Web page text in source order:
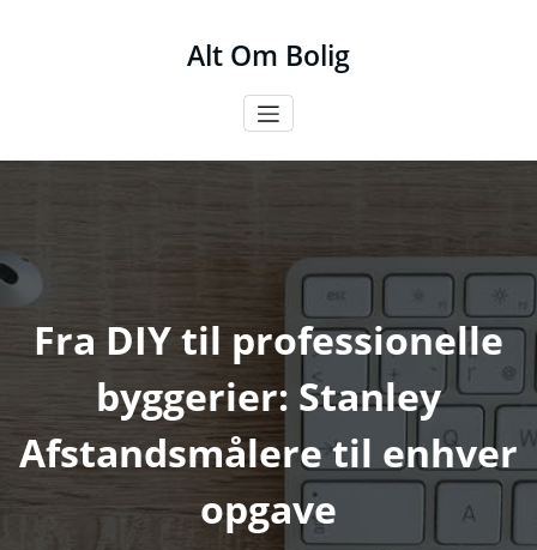
Alt Om Bolig
Fra DIY til professionelle
byggerier: Stanley
Afstandsmålere til enhver
opgave